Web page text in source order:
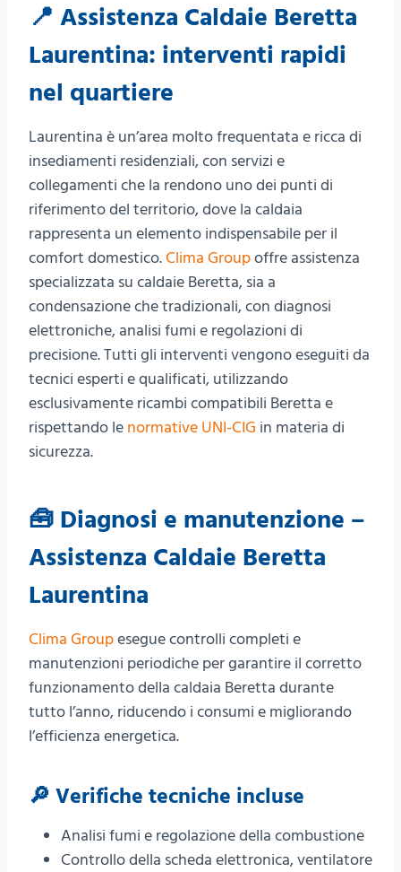
📍 Assistenza Caldaie Beretta
Laurentina: interventi rapidi
nel quartiere
Laurentina è un’area molto frequentata e ricca di
insediamenti residenziali, con servizi e
collegamenti che la rendono uno dei punti di
riferimento del territorio, dove la caldaia
rappresenta un elemento indispensabile per il
comfort domestico.Clima Groupoffre assistenza
specializzata su caldaie Beretta, sia a
condensazione che tradizionali, con diagnosi
elettroniche, analisi fumi e regolazioni di
precisione. Tutti gli interventi vengono eseguiti da
tecnici esperti e qualificati, utilizzando
esclusivamente ricambi compatibili Beretta e
rispettando le normative UNI-CIG in materia di
sicurezza.
🧰 Diagnosi e manutenzione –
Assistenza Caldaie Beretta
Laurentina
Clima Groupesegue controlli completi e
manutenzioni periodiche per garantire il corretto
funzionamento della caldaia Beretta durante
tutto l’anno, riducendo i consumi e migliorando
l’efficienza energetica.
🔎 Verifiche tecniche incluse
Analisi fumi e regolazione della combustione
Controllo della scheda elettronica, ventilatore